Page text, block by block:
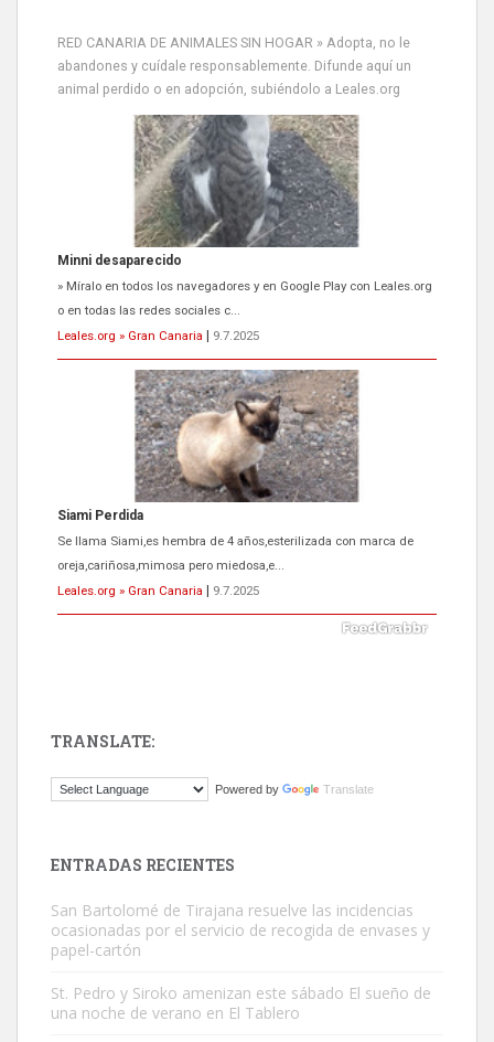
RED CANARIA DE ANIMALES SIN HOGAR » Adopta, no le
abandones y cuídale responsablemente. Difunde aquí un
animal perdido o en adopción, subiéndolo a Leales.org
Minni desaparecido
» Míralo en todos los navegadores y en Google Play con Leales.org
o en todas las redes sociales c...
Leales.org » Gran Canaria
9.7.2025
Siami Perdida
Se llama Siami,es hembra de 4 años,esterilizada con marca de
oreja,cariñosa,mimosa pero miedosa,e...
Leales.org » Gran Canaria
9.7.2025
El ayuntamiento se va a llevar a Los Gatos callejeros de la zona los
TRANSLATE:
Powered by Translate
ENTRADAS RECIENTES
San Bartolomé de Tirajana resuelve las incidencias
ocasionadas por el servicio de recogida de envases y
papel-cartón
St. Pedro y Siroko amenizan este sábado El sueño de
una noche de verano en El Tablero